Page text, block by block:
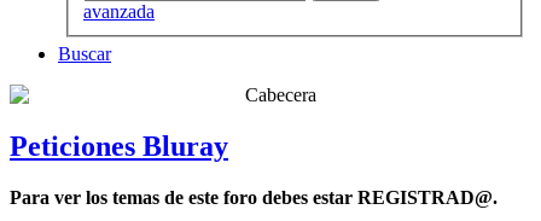
avanzada
Buscar
Peticiones Bluray
Para ver los temas de este foro debes estar REGISTRAD@.